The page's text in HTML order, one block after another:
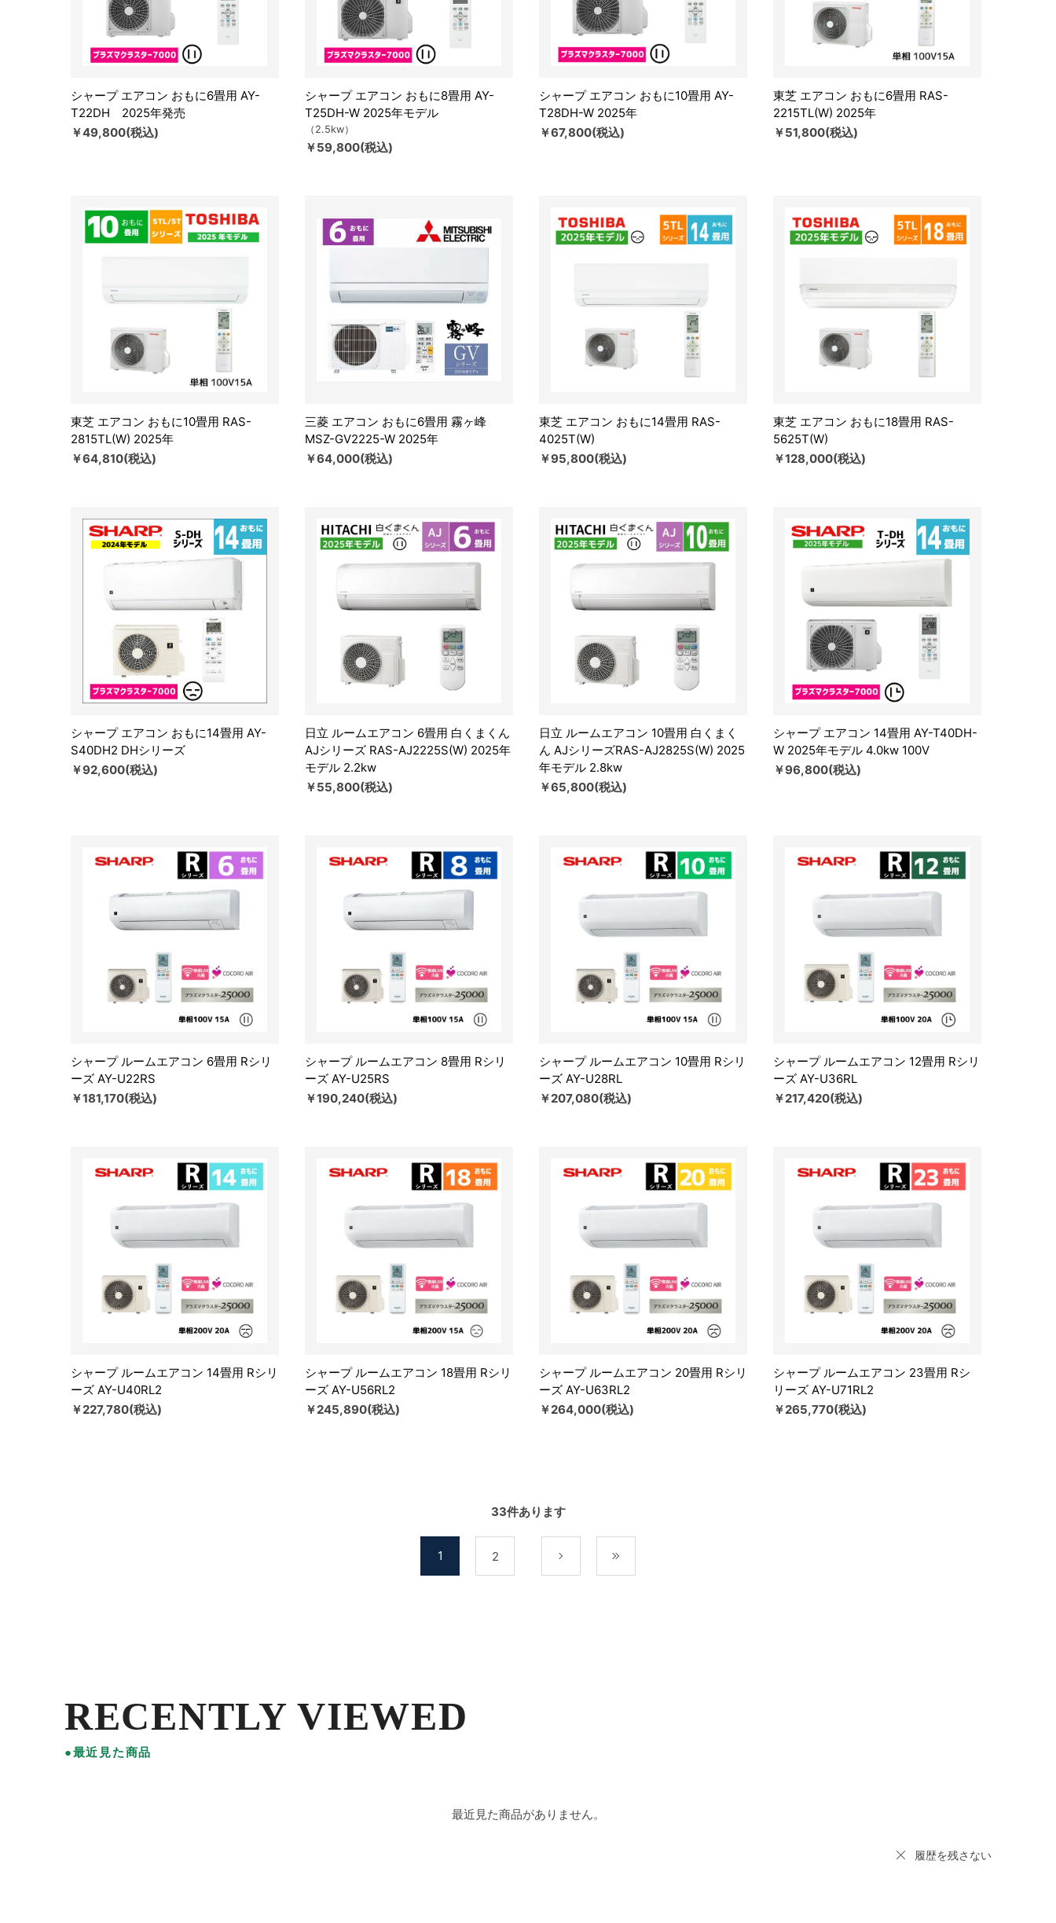
シャープ エアコン おもに6畳用 AY-
T22DH 2025年発売
￥49,800(税込)
シャープ エアコン おもに8畳用 AY-
T25DH-W 2025年モデル
（2.5kw）
￥59,800(税込)
シャープ エアコン おもに10畳用 AY-
T28DH-W 2025年
￥67,800(税込)
東芝 エアコン おもに6畳用 RAS-
2215TL(W) 2025年
￥51,800(税込)
東芝 エアコン おもに10畳用 RAS-
2815TL(W) 2025年
￥64,810(税込)
三菱 エアコン おもに6畳用 霧ヶ峰
MSZ-GV2225-W 2025年
￥64,000(税込)
東芝 エアコン おもに14畳用 RAS-
4025T(W)
￥95,800(税込)
東芝 エアコン おもに18畳用 RAS-
5625T(W)
￥128,000(税込)
シャープ エアコン おもに14畳用 AY-
S40DH2 DHシリーズ
￥92,600(税込)
日立 ルームエアコン 6畳用 白くまくん
AJシリーズ RAS-AJ2225S(W) 2025年
モデル 2.2kw
￥55,800(税込)
日立 ルームエアコン 10畳用 白くまく
ん AJシリーズRAS-AJ2825S(W) 2025
年モデル 2.8kw
￥65,800(税込)
シャープ エアコン 14畳用 AY-T40DH-
W 2025年モデル 4.0kw 100V
￥96,800(税込)
シャープ ルームエアコン 6畳用 Rシリ
ーズ AY-U22RS
￥181,170(税込)
シャープ ルームエアコン 8畳用 Rシリ
ーズ AY-U25RS
￥190,240(税込)
シャープ ルームエアコン 10畳用 Rシリ
ーズ AY-U28RL
￥207,080(税込)
シャープ ルームエアコン 12畳用 Rシリ
ーズ AY-U36RL
￥217,420(税込)
シャープ ルームエアコン 14畳用 Rシリ
ーズ AY-U40RL2
￥227,780(税込)
シャープ ルームエアコン 18畳用 Rシリ
ーズ AY-U56RL2
￥245,890(税込)
シャープ ルームエアコン 20畳用 Rシリ
ーズ AY-U63RL2
￥264,000(税込)
シャープ ルームエアコン 23畳用 Rシ
リーズ AY-U71RL2
￥265,770(税込)
33件あります
1 2
RECENTLY VIEWED
●最近見た商品
最近見た商品がありません。
履歴を残さない